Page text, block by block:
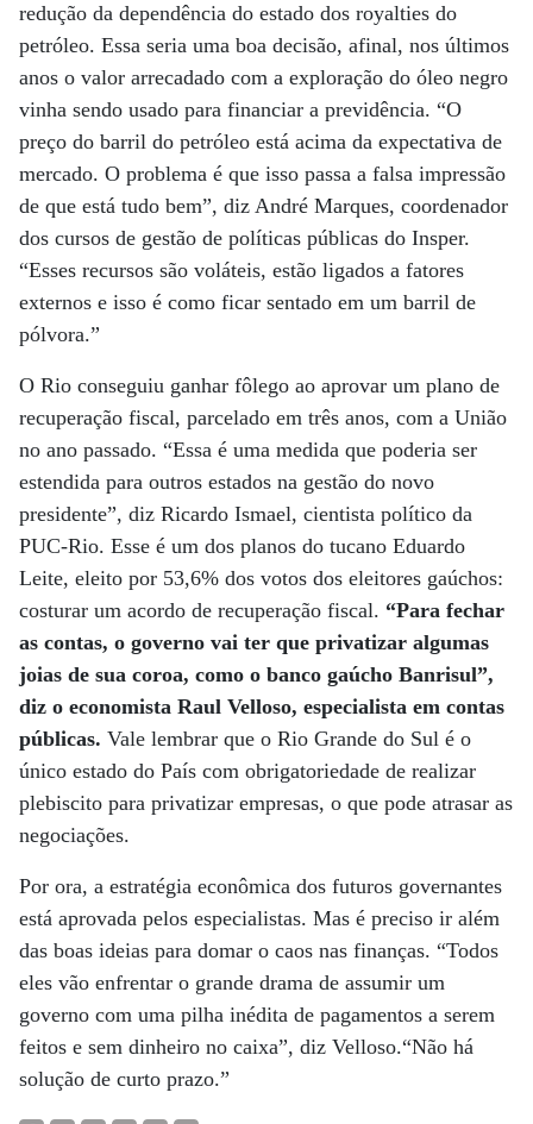
redução da dependência do estado dos royalties do
petróleo. Essa seria uma boa decisão, afinal, nos últimos
anos o valor arrecadado com a exploração do óleo negro
vinha sendo usado para financiar a previdência. “O
preço do barril do petróleo está acima da expectativa de
mercado. O problema é que isso passa a falsa impressão
de que está tudo bem”, diz André Marques, coordenador
dos cursos de gestão de políticas públicas do Insper.
“Esses recursos são voláteis, estão ligados a fatores
externos e isso é como ficar sentado em um barril de
pólvora.”
O Rio conseguiu ganhar fôlego ao aprovar um plano de
recuperação fiscal, parcelado em três anos, com a União
no ano passado. “Essa é uma medida que poderia ser
estendida para outros estados na gestão do novo
presidente”, diz Ricardo Ismael, cientista político da
PUC-Rio. Esse é um dos planos do tucano Eduardo
Leite, eleito por 53,6% dos votos dos eleitores gaúchos:
costurar um acordo de recuperação fiscal. “Para fechar
as contas, o governo vai ter que privatizar algumas
joias de sua coroa, como o banco gaúcho Banrisul”,
diz o economista Raul Velloso, especialista em contas
públicas. Vale lembrar que o Rio Grande do Sul é o
único estado do País com obrigatoriedade de realizar
plebiscito para privatizar empresas, o que pode atrasar as
negociações.
Por ora, a estratégia econômica dos futuros governantes
está aprovada pelos especialistas. Mas é preciso ir além
das boas ideias para domar o caos nas finanças. “Todos
eles vão enfrentar o grande drama de assumir um
governo com uma pilha inédita de pagamentos a serem
feitos e sem dinheiro no caixa”, diz Velloso.“Não há
solução de curto prazo.”